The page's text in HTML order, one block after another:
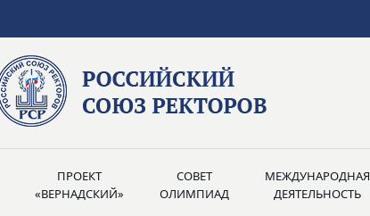
ПРОЕКТ
«ВЕРНАДСКИЙ»
СОВЕТ
ОЛИМПИАД
МЕЖДУНАРОДНАЯ
ДЕЯТЕЛЬНОСТЬ